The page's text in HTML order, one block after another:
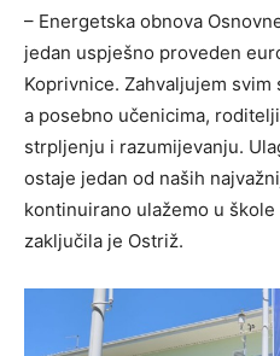
– Energetska obnova
jedan uspješno proveden
Koprivnice. Zahvaljujem
a posebno učenicima,
strpljenju i razumijevanju.
ostaje jedan od naših
kontinuirano ulažemo u
zaključila je Ostriž.